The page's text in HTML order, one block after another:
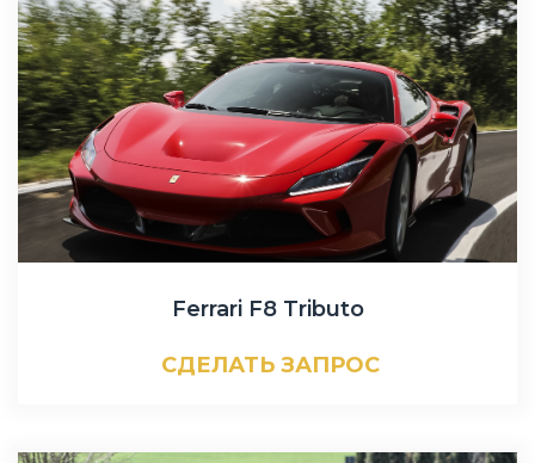
Ferrari F8 Tributo
СДЕЛАТЬ ЗАПРОС